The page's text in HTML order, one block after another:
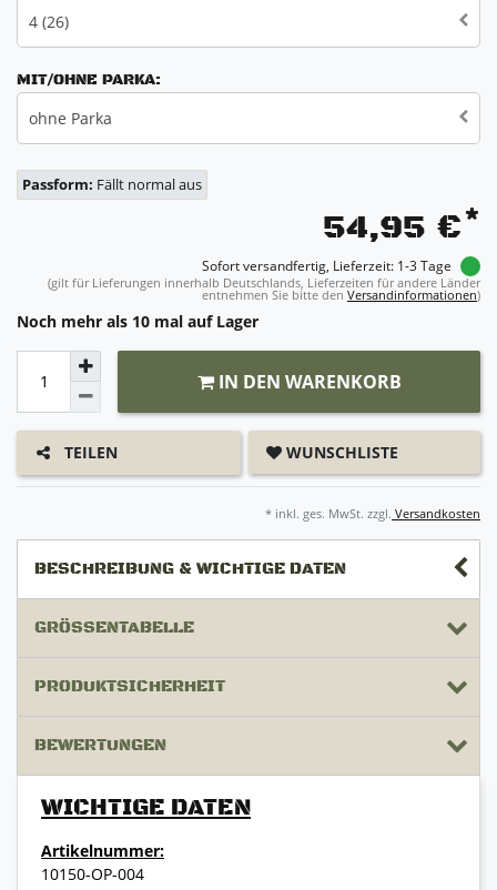
4 (26)
MIT/OHNE PARKA:
ohne Parka
Passform: Fällt normal aus
54,95 €*
Sofort versandfertig, Lieferzeit: 1-3 Tage
(gilt für Lieferungen innerhalb Deutschlands, Lieferzeiten für andere Länder
entnehmen Sie bitte den Versandinformationen)
Noch mehr als 10 mal auf Lager
IN DEN WARENKORB
TEILEN WUNSCHLISTE
* inkl. ges. MwSt. zzgl. Versandkosten
BESCHREIBUNG & WICHTIGE DATEN
GRÖSSENTABELLE
PRODUKTSICHERHEIT
BEWERTUNGEN
WICHTIGE DATEN
Artikelnummer:
10150-OP-004